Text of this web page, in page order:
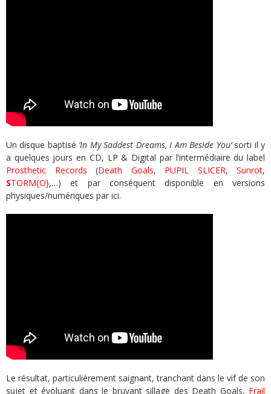
Un disque baptisé ‘In My Saddest Dreams, I Am Beside You‘sorti il y
a quelques jours en CD, LP & Digital par l’intermédiaire du label
Prosthetic Records (Death Goals, PUPIL SLICER, Sunrot,
STORM{O},…) et par conséquent disponible en versions
physiques/numériques par ici.
Le résultat, particulièrement saignant, tranchant dans le vif de son
sujet et évoluant dans le bruyant sillage des Death Goals, Frail